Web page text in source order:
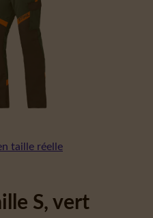
taille réelle
S, vert